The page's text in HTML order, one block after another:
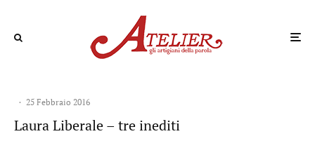
· 25 Febbraio 2016
Laura Liberale – tre inediti